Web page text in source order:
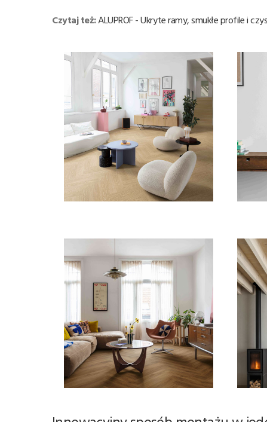
Czytaj też:ALUPROF - Ukryte ramy, smukłe profile i